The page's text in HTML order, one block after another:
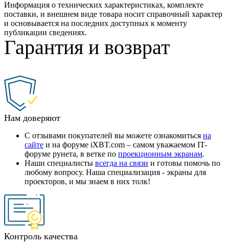
Информация о технических характеристиках, комплекте
поставки, и внешнем виде товара носит справочный характер
и основывается на последних доступных к моменту
публикации сведениях.
Гарантия и возврат
Нам доверяют
С отзывами покупателей вы можете ознакомиться на
сайте и на форуме iXBT.com – самом уважаемом IT-
форуме рунета, в ветке по проекционным экранам.
Наши специалисты всегда на связи и готовы помочь по
любому вопросу. Наша специализация - экраны для
проекторов, и мы знаем в них толк!
Контроль качества